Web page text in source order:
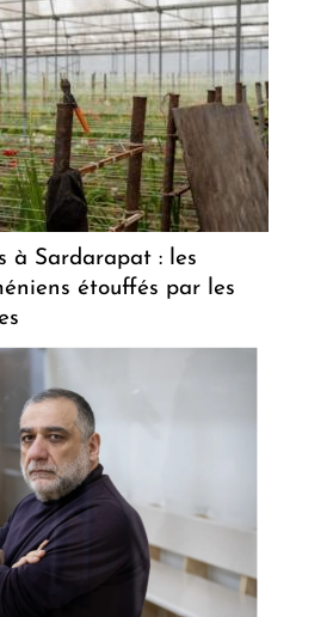
à Sardarapat : les
étouffés par les